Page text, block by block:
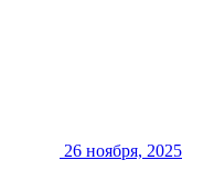
26 ноября, 2025